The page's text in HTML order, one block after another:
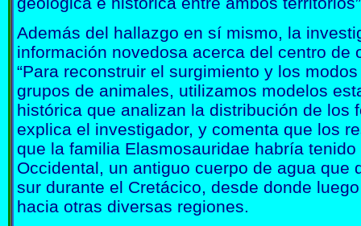
Además del hallazgo en sí mismo, la
información novedosa acerca del centro de
“Para reconstruir el surgimiento y los
grupos de animales, utilizamos modelos
histórica que analizan la distribución de los
explica el investigador, y comenta que los
que la familia Elasmosauridae habría
Occidental, un antiguo cuerpo de agua que
sur durante el Cretácico, desde donde
hacia otras diversas regiones.